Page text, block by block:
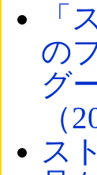
「
の
グ
（
ス